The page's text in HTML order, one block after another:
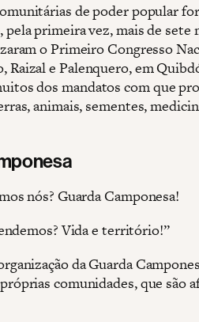
de poder popular
pela primeira vez, mais de
o Primeiro Congresso
Raizal e Palenquero, em
dos mandatos com que
animais, sementes,
nós? Guarda Camponesa!
Vida e território!”
da Guarda
comunidades, que são